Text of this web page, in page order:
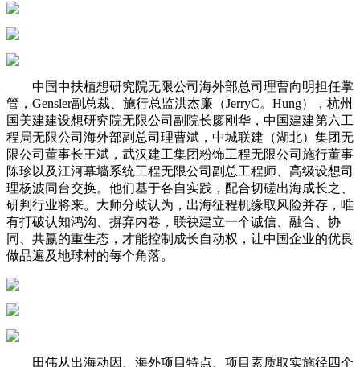
中国中扶植想研究院无限公司海外部总司理曹向明担任掌
管，Gensler副总裁、施行总监洪杰廉（JerryC。Hung），杭州
国美建建设想研究院无限公司副院长廖刚华，中国建建第六工
程局无限公司海外部副总司理曹斌，中城联建（湖北）集团无
限公司董事长王斌，武汉建工集团粉饰工程无限公司施行董事
陈珍以及江河幕墙系统工程无限公司副总工程师、高级设想司
理杨波同台交换。他们基于各自实践，配合切磋出海成长之、
研判行业将来。大师分歧认为，出海征程机缘取风险并存，唯
有打破认知鸿沟、摒弃内卷，联袂建立一个诚信、融合、协
同、共赢的重生态，才能控制成长自动权，让中国企业的优良
做品遍及地球村的每个角落。
田伟从出海动因、海外项目特点、项目素质取实施径四个